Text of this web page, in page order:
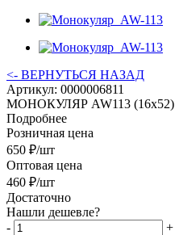
<- ВЕРНУТЬСЯ НАЗАД
Артикул: 0000006811
МОНОКУЛЯР AW113 (16х52)
Подробнее
Розничная цена
650 ₽/шт
Оптовая цена
460 ₽/шт
Достаточно
Нашли дешевле?
-
+